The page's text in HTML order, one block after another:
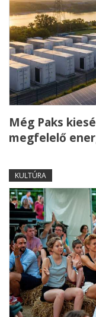
Még Paks
megfelelő
KULTÚRA